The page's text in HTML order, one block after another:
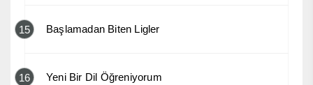
15 Başlamadan Biten Ligler
16 Yeni Bir Dil Öğreniyorum